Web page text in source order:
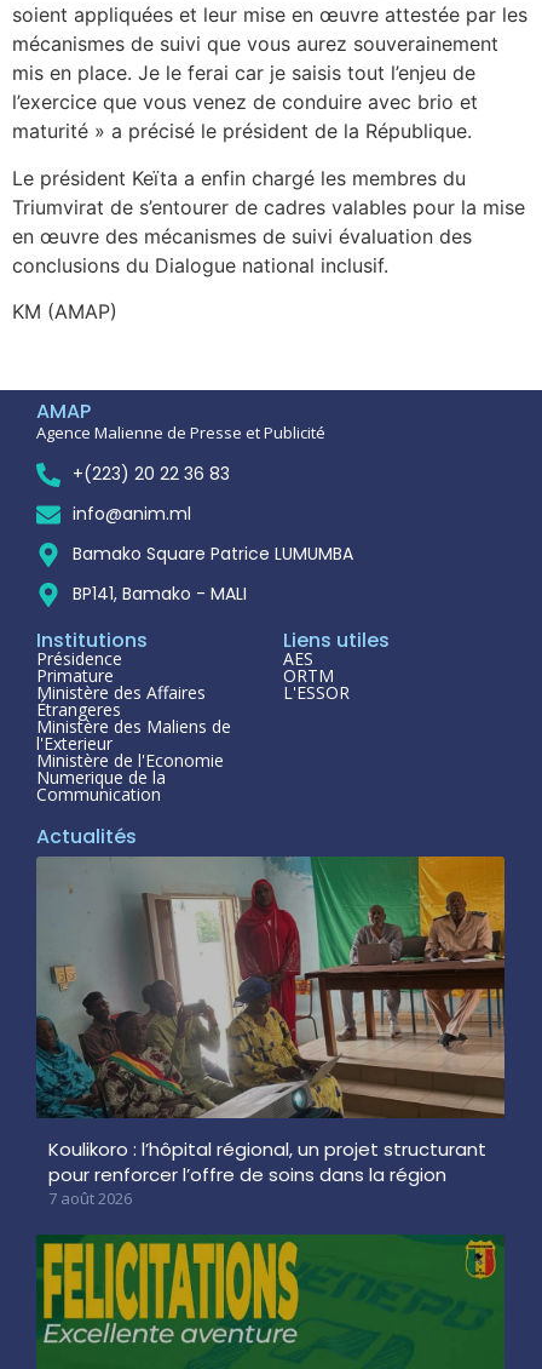
soient appliquées et leur mise en œuvre attestée par les
mécanismes de suivi que vous aurez souverainement
mis en place. Je le ferai car je saisis tout l’enjeu de
l’exercice que vous venez de conduire avec brio et
maturité » a précisé le président de la République.
Le président Keïta a enfin chargé les membres du
Triumvirat de s’entourer de cadres valables pour la mise
en œuvre des mécanismes de suivi évaluation des
conclusions du Dialogue national inclusif.
KM (AMAP)
AMAP
Agence Malienne de Presse et Publicité
+(223) 20 22 36 83
info@anim.ml
Bamako Square Patrice LUMUMBA
BP141, Bamako - MALI
Institutions
Présidence
Primature
Ministère des Affaires
Étrangeres
Ministère des Maliens de
l'Exterieur
Ministère de l'Economie
Numerique de la
Communication
Liens utiles
AES
ORTM
L'ESSOR
Actualités
Koulikoro : l’hôpital régional, un projet structurant
pour renforcer l’offre de soins dans la région
7 août 2026